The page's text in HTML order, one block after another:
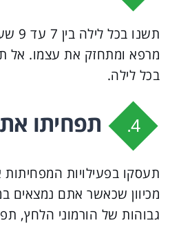
בכל לילה.
4. תפחיתו
תעסקו בפעילויות
מכיוון שכאשר אתם נמצאים
גבוהות של הורמוני הלחץ,